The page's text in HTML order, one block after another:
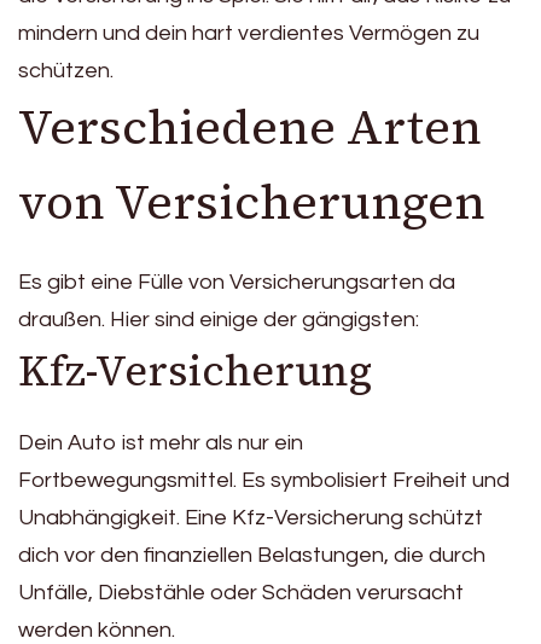
mindern und dein hart verdientes Vermögen zu
schützen.
Verschiedene Arten
von Versicherungen
Es gibt eine Fülle von Versicherungsarten da
draußen. Hier sind einige der gängigsten:
Kfz-Versicherung
Dein Auto ist mehr als nur ein
Fortbewegungsmittel. Es symbolisiert Freiheit und
Unabhängigkeit. Eine Kfz-Versicherung schützt
dich vor den finanziellen Belastungen, die durch
Unfälle, Diebstähle oder Schäden verursacht
werden können.